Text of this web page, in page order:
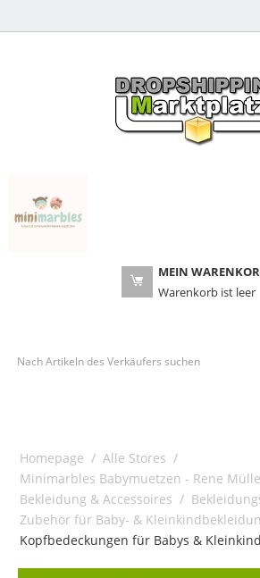
MEIN
Warenkorb ist leer
Homepage / Alle Stores /
Minimarbles Babymuetzen - Rene
Bekleidung & Accessoires /
Zubehör für Baby- &
Kopfbedeckungen für Babys &